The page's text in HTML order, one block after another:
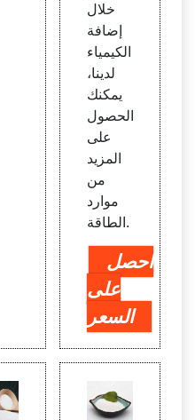
خلال
إضافة
الكيمياء
لدينا،
يمكنك
الحصول
على
المزيد
من
موارد
الطاقة.
احصل
على
السعر